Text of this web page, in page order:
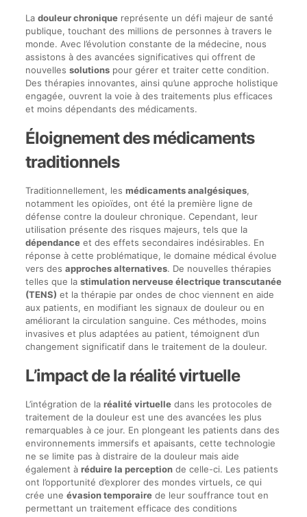
La douleur chroniquereprésente un défi majeur de santé
publique, touchant des millions de personnes à travers le
monde. Avec l’évolution constante de la médecine, nous
assistons à des avancées significatives qui offrent de
nouvelles solutionspour gérer et traiter cette condition.
Des thérapies innovantes, ainsi qu’une approche holistique
engagée, ouvrent la voie à des traitements plus efficaces
et moins dépendants des médicaments.
Éloignement des médicaments
traditionnels
Traditionnellement, les médicaments analgésiques,
notamment les opioïdes, ont été la première ligne de
défense contre la douleur chronique. Cependant, leur
utilisation présente des risques majeurs, tels que la
dépendanceet des effets secondaires indésirables. En
réponse à cette problématique, le domaine médical évolue
vers des approches alternatives. De nouvelles thérapies
telles que la stimulation nerveuse électrique transcutanée
(TENS) et la thérapie par ondes de choc viennent en aide
aux patients, en modifiant les signaux de douleur ou en
améliorant la circulation sanguine. Ces méthodes, moins
invasives et plus adaptées au patient, témoignent d’un
changement significatif dans le traitement de la douleur.
L’impact de la réalité virtuelle
L’intégration de la réalité virtuelledans les protocoles de
traitement de la douleur est une des avancées les plus
remarquables à ce jour. En plongeant les patients dans des
environnements immersifs et apaisants, cette technologie
ne se limite pas à distraire de la douleur mais aide
également à réduire la perceptionde celle-ci. Les patients
ont l’opportunité d’explorer des mondes virtuels, ce qui
crée une évasion temporairede leur souffrance tout en
permettant un traitement efficace des conditions